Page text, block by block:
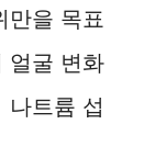
만을 목표
얼굴 변화
트륨 섭